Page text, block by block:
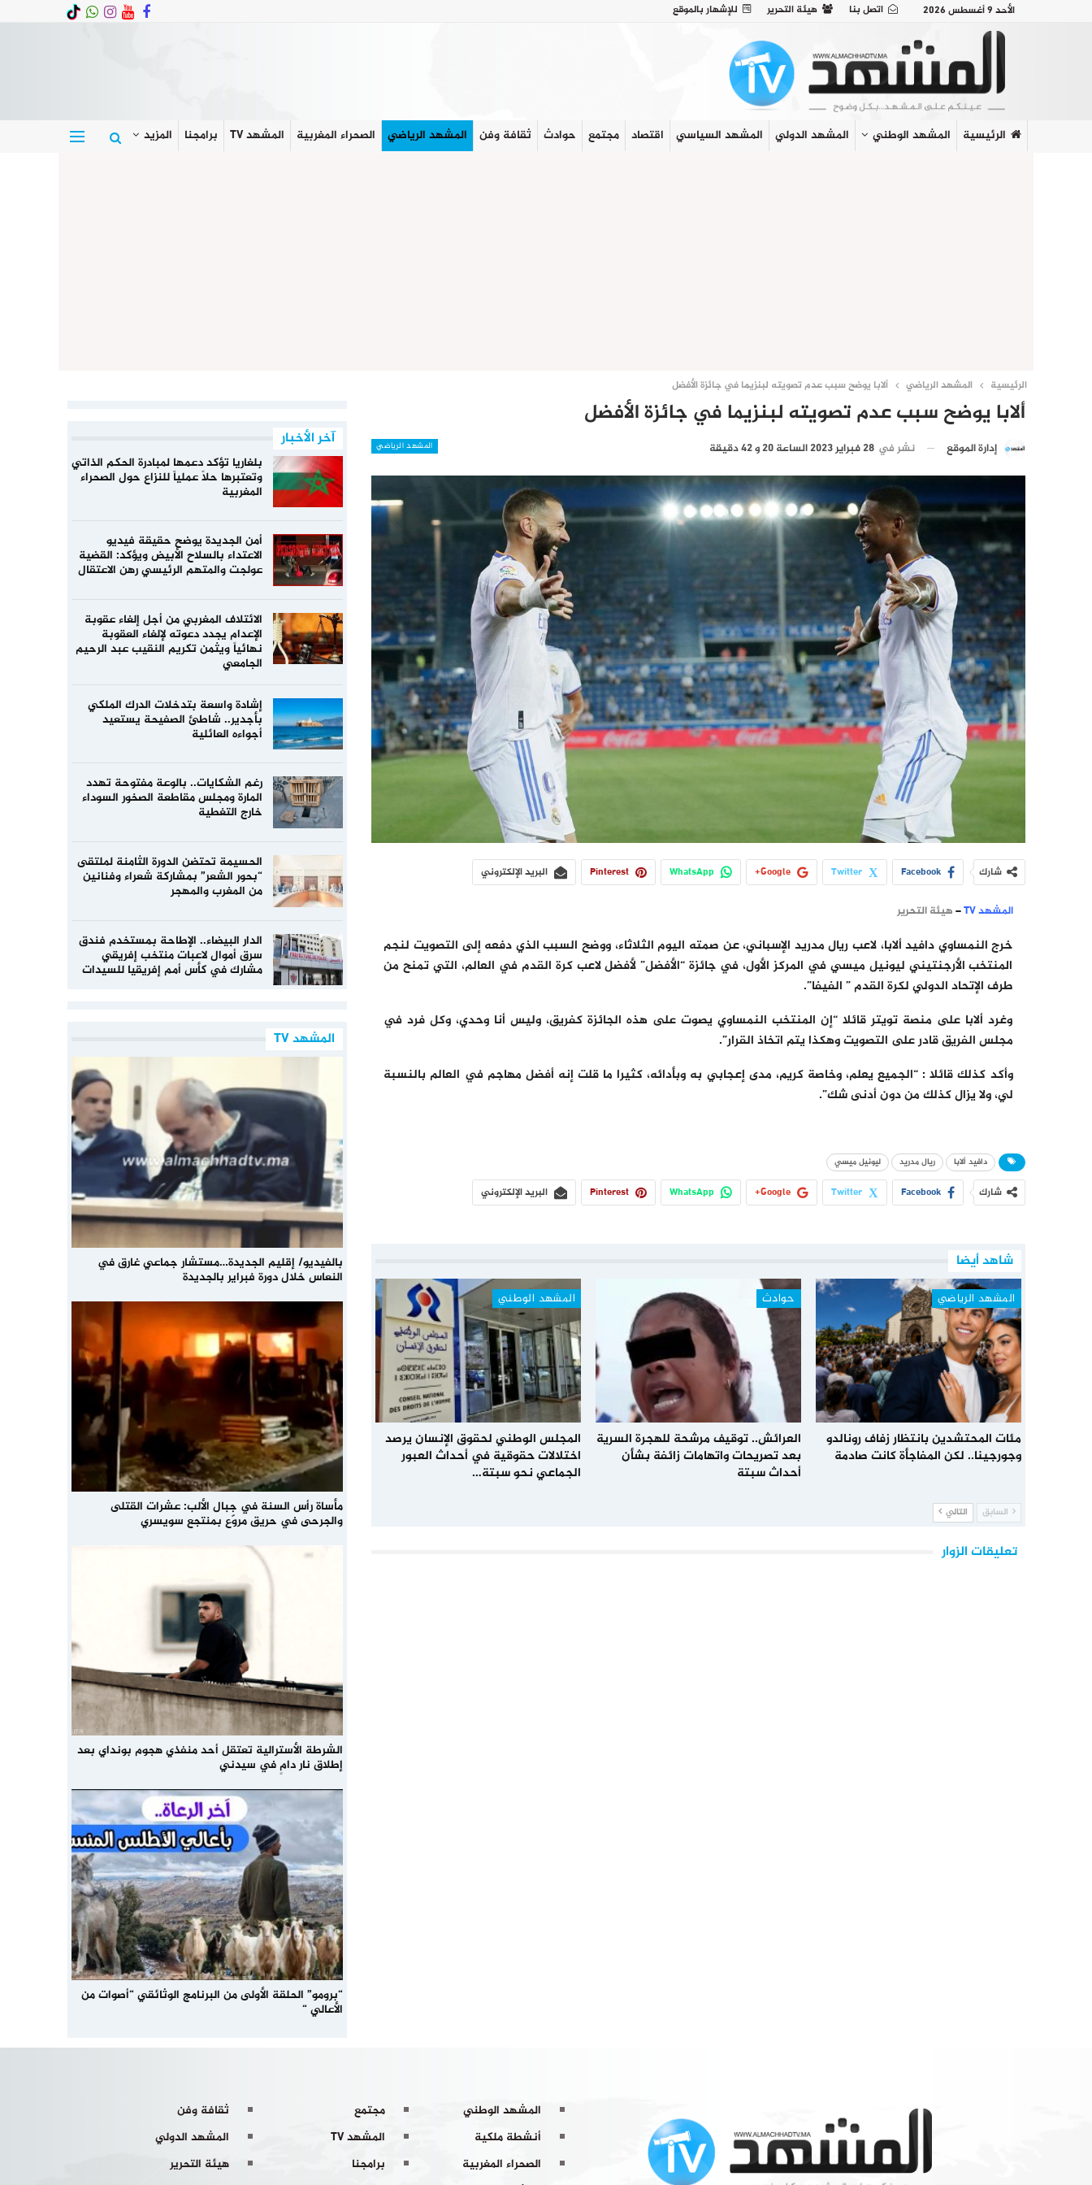
الأحد 9 أغسطس 2026 اتصل بنا هيئة التحرير للإشهار بالموقع
الرئيسية المشهد الوطني المشهد الدولي المشهد السياسي اقتصاد مجتمع حوادث ثقافة وفن المشهد الرياضي الصحراء المغربية المشهد TV برامجنا المزيد
الرئيسية المشهد الرياضي ألابا يوضح سبب عدم تصويته لبنزيما في جائزة الأفضل
ألابا يوضح سبب عدم تصويته لبنزيما في جائزة الأفضل
المشهد الرياضي إدارة الموقع نشر في 28 فبراير 2023 الساعة 20 و 42 دقيقة
شارك Facebook
Twitter
Google+
WhatsApp
Pinterest البريد الإلكتروني
المشهد TV –هيئة التحرير
خرج النمساوي دافيد ألابا، لاعب ريال مدريد الإسباني، عن صمته اليوم الثلاثاء، ووضح السبب الذي دفعه إلى التصويت لنجم
المنتخب الأرجنتيني ليونيل ميسي في المركز الأول، في جائزة “الأفضل” لأفضل لاعب كرة القدم في العالم، التي تمنح من
طرف الإتحاد الدولي لكرة القدم ” الفيفا”.
وغرد ألابا على منصة تويتر قائلا “إن المنتخب النمساوي يصوت على هذه الجائزة كفريق، وليس أنا وحدي، وكل فرد في
مجلس الفريق قادر على التصويت وهكذا يتم اتخاذ القرار”.
وأكد كذلك قائلا : “الجميع يعلم، وخاصة كريم، مدى إعجابي به وبأدائه، كثيرا ما قلت إنه أفضل مهاجم في العالم بالنسبة
لي، ولا يزال كذلك من دون أدنى شك”.
دافيد ألابا ريال مدريد ليونيل ميسي
شارك Facebook
Twitter
Google+
WhatsApp
Pinterest البريد الإلكتروني
شاهد أيضا
المشهد الرياضي
مئات المحتشدين بانتظار زفاف رونالدو
وجورجينا.. لكن المفاجأة كانت صادمة
حوادث
العرائش.. توقيف مرشحة للهجرة السرية
بعد تصريحات واتهامات زائفة بشأن
أحداث سبتة
المشهد الوطني
المجلس الوطني لحقوق الإنسان يرصد
اختلالات حقوقية في أحداث العبور
الجماعي نحو سبتة…
السابق التالي
تعليقات الزوار
آخر الأخبار
بلغاريا تؤكد دعمها لمبادرة الحكم الذاتي
وتعتبرها حلاً عملياً للنزاع حول الصحراء
المغربية
أمن الجديدة يوضح حقيقة فيديو
الاعتداء بالسلاح الأبيض ويؤكد: القضية
عولجت والمتهم الرئيسي رهن الاعتقال
الائتلاف المغربي من أجل إلغاء عقوبة
الإعدام يجدد دعوته لإلغاء العقوبة
نهائياً ويثمن تكريم النقيب عبد الرحيم
الجامعي
إشادة واسعة بتدخلات الدرك الملكي
بأجدير.. شاطئ الصفيحة يستعيد
أجواءه العائلية
رغم الشكايات.. بالوعة مفتوحة تهدد
المارة ومجلس مقاطعة الصخور السوداء
خارج التغطية
الحسيمة تحتضن الدورة الثامنة لملتقى
“بحور الشعر” بمشاركة شعراء وفنانين
من المغرب والمهجر
الدار البيضاء.. الإطاحة بمستخدم فندق
سرق أموال لاعبات منتخب إفريقي
مشارك في كأس أمم إفريقيا للسيدات
المشهد TV
بالفيديو/ إقليم الجديدة…مستشار جماعي غارق في
النعاس خلال دورة فبراير بالجديدة
مأساة رأس السنة في جبال الألب: عشرات القتلى
والجرحى في حريق مروّع بمنتجع سويسري
الشرطة الأسترالية تعتقل أحد منفذي هجوم بونداي بعد
إطلاق نار دامٍ في سيدني
“برومو” الحلقة الأولى من البرنامج الوثائقي “أصوات من
الأعالي “
المشهد الوطني
أنشطة ملكية
الصحراء المغربية
مجتمع
المشهد TV
برامجنا
ثقافة وفن
المشهد الدولي
هيئة التحرير